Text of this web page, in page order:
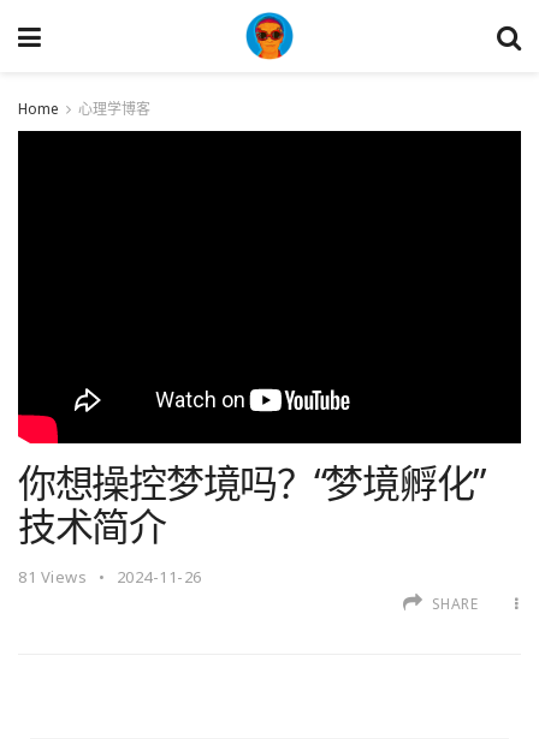
Home 心理学博客
你想操控梦境吗？“梦境孵化”
技术简介
81 Views 2024-11-26
SHARE